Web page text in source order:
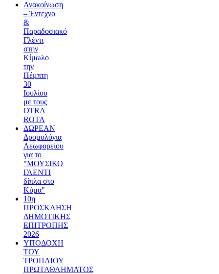
Ανακοίνωση
– Έντεχνο
&
Παραδοσιακό
Γλέντι
στην
Κίμωλο
την
Πέμπτη
30
Ιουλίου
με τους
OTRA
ROTA
ΔΩΡΕΑΝ
Δρομολόγια
Λεωφορείου
για το
"ΜΟΥΣΙΚΟ
ΓΛΕΝΤΙ
δίπλα στο
Κύμα"
10η
ΠΡΟΣΚΛΗΣΗ
ΔΗΜΟΤΙΚΗΣ
ΕΠΙΤΡΟΠΗΣ
2026
ΥΠΟΔΟΧΗ
ΤΟΥ
ΤΡΟΠΑΙΟΥ
ΠΡΩΤΑΘΛΗΜΑΤΟΣ